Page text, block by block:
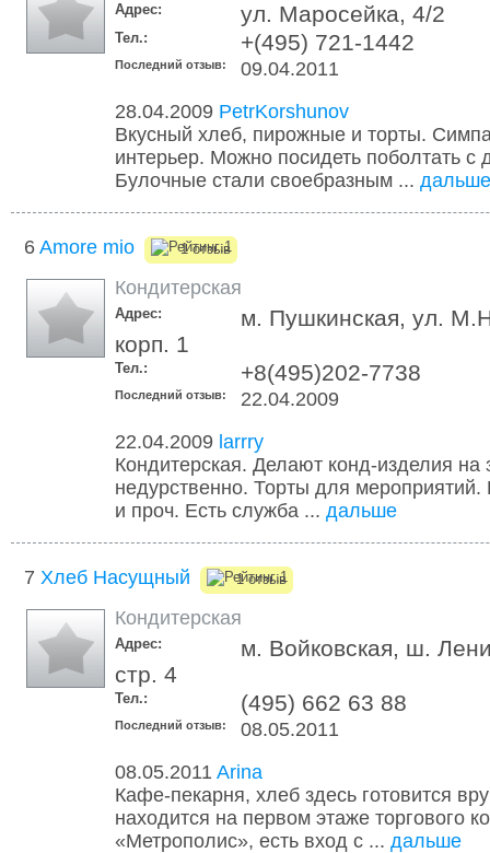
Адрес: ул. Маросейка, 4/2
Тел.: +(495) 721-1442
Последний отзыв:
09.04.2011
28.04.2009 PetrKorshunov
Вкусный хлеб, пирожные и торты.
интерьер. Можно посидеть поболтать с
Булочные стали своебразным ... дальше
6 Amore mio 1 отзыв
Кондитерская
Адрес:
м. Пушкинская, ул.
корп. 1
Тел.: +8(495)202-7738
Последний отзыв:
22.04.2009
22.04.2009 larrry
Кондитерская. Делают конд-изделия на
недурственно. Торты для
и проч. Есть служба ... дальше
7 Хлеб Насущный 1 отзыв
Кондитерская
Адрес:
м. Войковская, ш.
стр. 4
Тел.: (495) 662 63 88
Последний отзыв:
08.05.2011
08.05.2011 Arina
Кафе-пекарня, хлеб здесь готовится
находится на первом этаже торгового
«Метрополис», есть вход с ... дальше